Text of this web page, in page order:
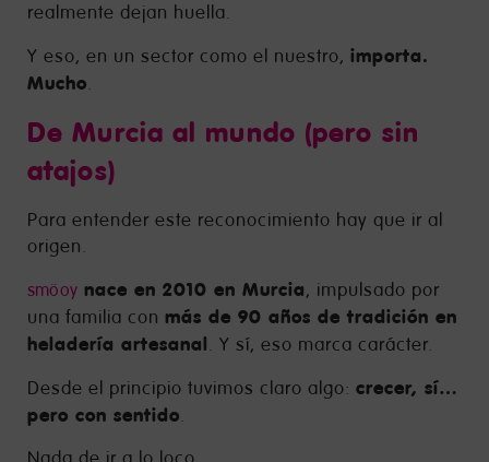
realmente dejan huella.
Y eso, en un sector como el nuestro, importa.
Mucho.
De Murcia al mundo (pero sin
atajos)
Para entender este reconocimiento hay que ir al
origen.
smöoy nace en 2010 en Murcia, impulsado por
una familia con más de 90 años de tradición en
heladería artesanal. Y sí, eso marca carácter.
Desde el principio tuvimos claro algo: crecer, sí…
pero con sentido.